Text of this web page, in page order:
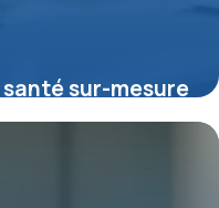
sur-mesure